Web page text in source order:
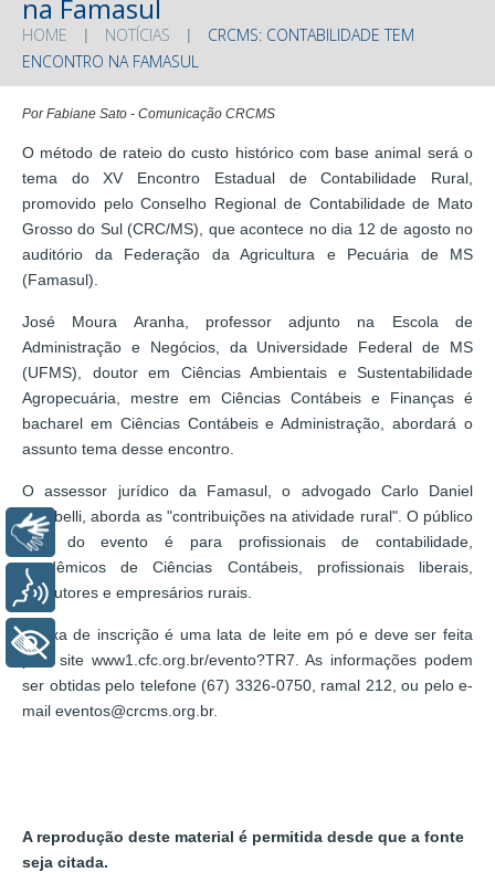
na Famasul
HOME NOTÍCIAS
CRCMS: CONTABILIDADE TEM
ENCONTRO NA FAMASUL
Por Fabiane Sato - Comunicação CRCMS
O método de rateio do custo histórico com base animal será o
tema do XV Encontro Estadual de Contabilidade Rural,
promovido pelo Conselho Regional de Contabilidade de Mato
Grosso do Sul (CRC/MS), que acontece no dia 12 de agosto no
auditório da Federação da Agricultura e Pecuária de MS
(Famasul).
José Moura Aranha, professor adjunto na Escola de
Administração e Negócios, da Universidade Federal de MS
(UFMS), doutor em Ciências Ambientais e Sustentabilidade
Agropecuária, mestre em Ciências Contábeis e Finanças é
bacharel em Ciências Contábeis e Administração, abordará o
assunto tema desse encontro.
O assessor jurídico da Famasul, o advogado Carlo Daniel
Codibelli, aborda as "contribuições na atividade rural". O público
alvo do evento é para profissionais de contabilidade,
acadêmicos de Ciências Contábeis, profissionais liberais,
produtores e empresários rurais.
A taxa de inscrição é uma lata de leite em pó e deve ser feita
pelo site www1.cfc.org.br/evento?TR7. As informações podem
ser obtidas pelo telefone (67) 3326-0750, ramal 212, ou pelo e-
mail eventos@crcms.org.br.
A reprodução deste material é permitida desde que a fonte
seja citada.
Libras
Voz
+ Acessibilidade